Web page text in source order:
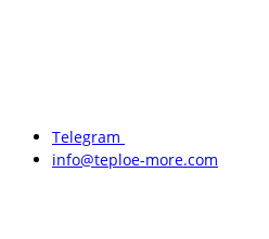
Telegram
info@teploe-more.com